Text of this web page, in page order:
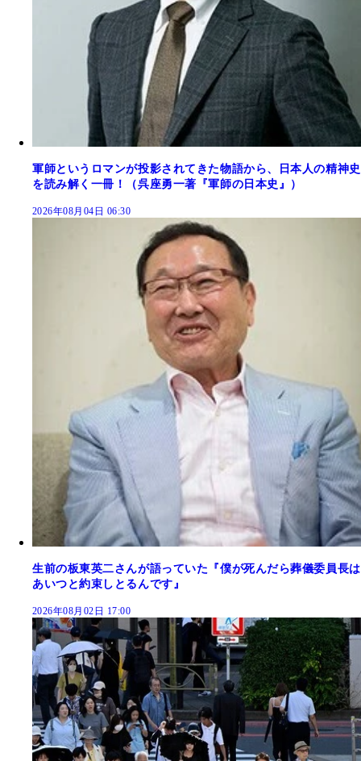
軍師というロマンが投影されてきた物語から、日本人の精神史
を読み解く一冊！（呉座勇一著『軍師の日本史』）
2026年08月04日 06:30
生前の板東英二さんが語っていた『僕が死んだら葬儀委員長は
あいつと約束しとるんです』
2026年08月02日 17:00